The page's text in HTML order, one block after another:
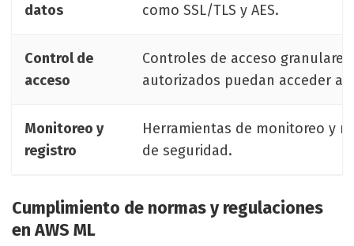
datos
como SSL/TLS y AES.
Control de
acceso
Controles de acceso
autorizados puedan acceder a
Monitoreo y
registro
Herramientas de monitoreo y
de seguridad.
Cumplimiento de normas y regulaciones
en AWS ML